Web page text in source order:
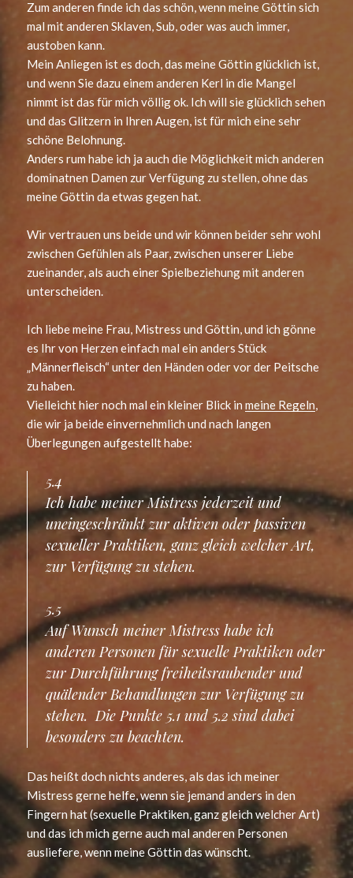
Zum anderen finde ich das schön, wenn meine Göttin sich
mal mit anderen Sklaven, Sub, oder was auch immer,
austoben kann.
Mein Anliegen ist es doch, das meine Göttin glücklich ist,
und wenn Sie dazu einem anderen Kerl in die Mangel
nimmt ist das für mich völlig ok. Ich will sie glücklich sehen
und das Glitzern in Ihren Augen, ist für mich eine sehr
schöne Belohnung.
Anders rum habe ich ja auch die Möglichkeit mich anderen
dominatnen Damen zur Verfügung zu stellen, ohne das
meine Göttin da etwas gegen hat.
Wir vertrauen uns beide und wir können beider sehr wohl
zwischen Gefühlen als Paar, zwischen unserer Liebe
zueinander, als auch einer Spielbeziehung mit anderen
unterscheiden.
Ich liebe meine Frau, Mistress und Göttin, und ich gönne
es Ihr von Herzen einfach mal ein anders Stück
„Männerfleisch“ unter den Händen oder vor der Peitsche
zu haben.
Vielleicht hier noch mal ein kleiner Blick inmeine Regeln,
die wir ja beide einvernehmlich und nach langen
Überlegungen aufgestellt habe:
5.4
Ich habe meiner Mistress jederzeit und
uneingeschränkt zur aktiven oder passiven
sexueller Praktiken, ganz gleich welcher Art,
zur Verfügung zu stehen.
5.5
Auf Wunsch meiner Mistress habe ich
anderen Personen für sexuelle Praktiken oder
zur Durchführung freiheitsraubender und
quälender Behandlungen zur Verfügung zu
stehen. Die Punkte 5.1 und 5.2 sind dabei
besonders zu beachten.
Das heißt doch nichts anderes, als das ich meiner
Mistress gerne helfe, wenn sie jemand anders in den
Fingern hat (sexuelle Praktiken, ganz gleich welcher Art)
und das ich mich gerne auch mal anderen Personen
ausliefere, wenn meine Göttin das wünscht.